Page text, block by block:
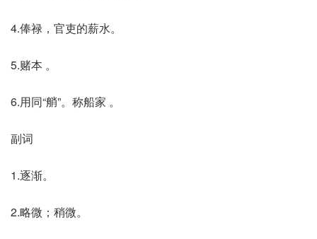
4.俸禄，官吏的薪水。
5.赌本 。
6.用同“艄”。称船家 。
副词
1.逐渐。
2.略微；稍微。